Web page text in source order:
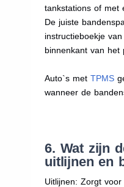
tankstations of met
De juiste
instructieboekje
binnenkant van het
Auto`s metTPMS
wanneer de
6. Wat zijn
uitlijnen en
Uitlijnen: Zorgt